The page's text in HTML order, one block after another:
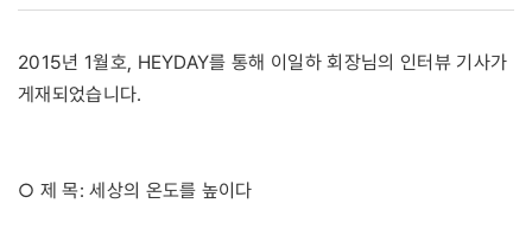
2015년 1월호, HEYDAY를 통해 이일하 회장님의 인터뷰 기사가
게재되었습니다.
○ 제 목: 세상의 온도를 높이다